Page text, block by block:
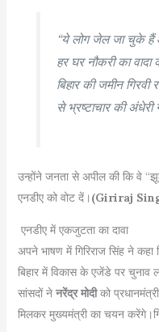
“ये लोग जेल जा चुके हैं
हर घर नौकरी का
बिहार की जमीन
से भ्रष्टाचार की
उन्होंने जनता से अपील की कि वे
एनडीए को वोट दें। (Giriraj
एनडीए में एकजुटता का दावा
अपने भाषण में गिरिराज सिंह ने कहा
बिहार में विकास के एजेंडे पर
सांसदों ने नरेंद्र मोदीको
मिलकर मुख्यमंत्री का चयन